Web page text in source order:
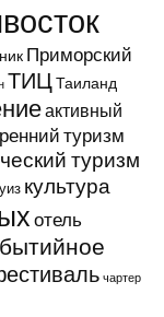
Приморский
ТИЦТаиланд
активный
туризм
туризм
культура
отель
чартер